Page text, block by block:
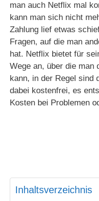
man auch Netflix mal
kann man sich nicht
Zahlung lief etwas
Fragen, auf die man
hat. Netflix bietet für
Wege an, über die man
kann, in der Regel sind
dabei kostenfrei, es
Kosten bei Problemen
Inhaltsverzeichnis